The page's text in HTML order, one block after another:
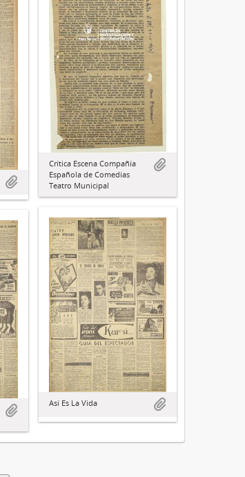
Crítica Escena Compañía
Española de Comedias
Teatro Municipal
Así Es La Vida